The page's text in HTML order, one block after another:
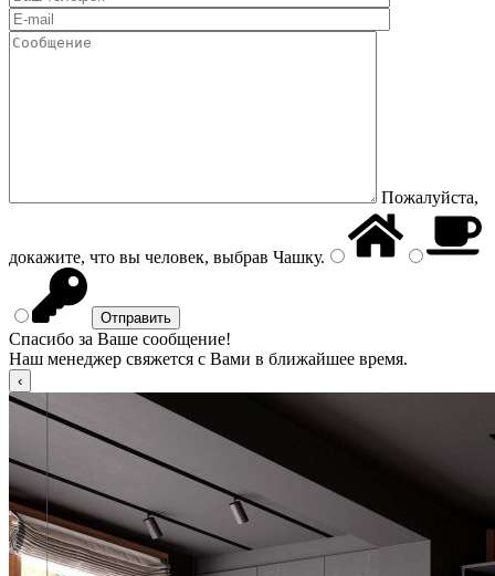
Пожалуйста,
докажите, что вы человек, выбрав Чашку.
Спасибо за Ваше сообщение!
Наш менеджер свяжется с Вами в ближайшее время.